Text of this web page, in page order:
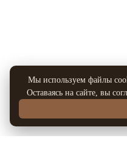
Мы используем файлы
Оставаясь на сайте, вы